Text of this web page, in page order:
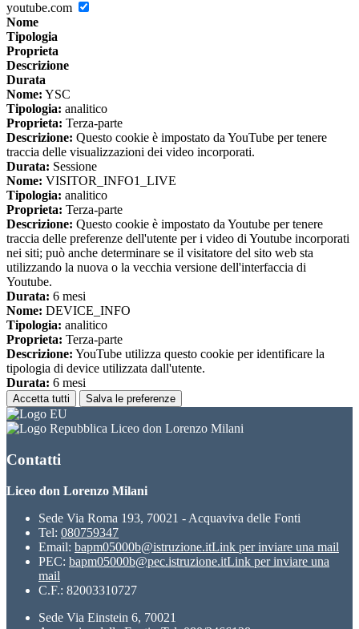
youtube.com
Nome
Tipologia
Proprieta
Descrizione
Durata
Nome: YSC
Tipologia: analitico
Proprieta: Terza-parte
Descrizione: Questo cookie è impostato da YouTube per tenere
traccia delle visualizzazioni dei video incorporati.
Durata: Sessione
Nome: VISITOR_INFO1_LIVE
Tipologia: analitico
Proprieta: Terza-parte
Descrizione: Questo cookie è impostato da Youtube per tenere
traccia delle preferenze dell'utente per i video di Youtube incorporati
nei siti; può anche determinare se il visitatore del sito web sta
utilizzando la nuova o la vecchia versione dell'interfaccia di
Youtube.
Durata: 6 mesi
Nome: DEVICE_INFO
Tipologia: analitico
Proprieta: Terza-parte
Descrizione: YouTube utilizza questo cookie per identificare la
tipologia di device utilizzata dall'utente.
Durata: 6 mesi
Accetta tutti Salva le preferenze
Liceo don Lorenzo Milani
Contatti
Liceo don Lorenzo Milani
Sede Via Roma 193, 70021 - Acquaviva delle Fonti
Tel: 080759347
Email: bapm05000b@istruzione.itLink per inviare una mail
PEC: bapm05000b@pec.istruzione.itLink per inviare una
mail
C.F.: 82003310727
Sede Via Einstein 6, 70021